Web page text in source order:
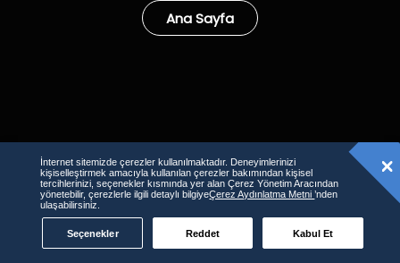
Ana Sayfa
İnternet sitemizde çerezler kullanılmaktadır. Deneyimlerinizi
kişiselleştirmek amacıyla kullanılan çerezler bakımından kişisel
tercihlerinizi, seçenekler kısmında yer alan Çerez Yönetim Aracından
yönetebilir, çerezlerle ilgili detaylı bilgiyeÇerez Aydınlatma Metni’nden
ulaşabilirsiniz.
Seçenekler Reddet Kabul Et